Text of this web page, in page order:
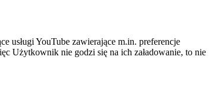
usługi YouTube zawierające m.in. preferencje
Użytkownik nie godzi się na ich załadowanie, to nie